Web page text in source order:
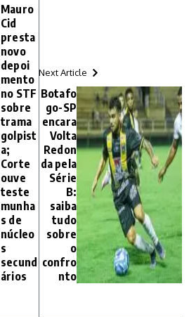
Mauro
Cid
presta
novo
depoi
mento
no STF
sobre
trama
golpist
a;
Corte
ouve
teste
munha
s de
núcleo
s
secund
ários
Next Article
Botafo
go-SP
encara
Volta
Redon
da pela
Série
B:
saiba
tudo
sobre
o
confro
nto